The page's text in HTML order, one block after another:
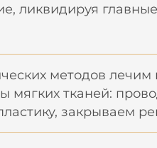
ликвидируя
методов лечим
мягких тканей:
закрываем